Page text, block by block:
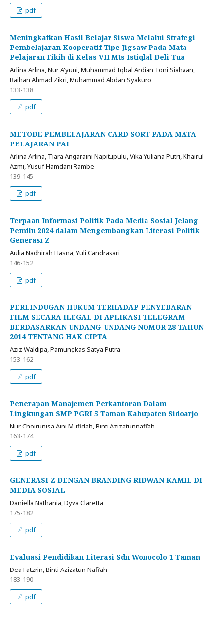
pdf
Meningkatkan Hasil Belajar Siswa Melalui Strategi
Pembelajaran Kooperatif Tipe Jigsaw Pada Mata
Pelajaran Fikih di Kelas VII Mts Istiqlal Deli Tua
Arlina Arlina, Nur A'yuni, Muhammad Iqbal Ardian Toni Siahaan,
Raihan Ahmad Zikri, Muhammad Abdan Syakuro
133-138
pdf
METODE PEMBELAJARAN CARD SORT PADA MATA
PELAJARAN PAI
Arlina Arlina, Tiara Angaraini Napitupulu, Vika Yuliana Putri, Khairul
Azmi, Yusuf Hamdani Rambe
139-145
pdf
Terpaan Informasi Politik Pada Media Sosial Jelang
Pemilu 2024 dalam Mengembangkan Literasi Politik
Generasi Z
Aulia Nadhirah Hasna, Yuli Candrasari
146-152
pdf
PERLINDUGAN HUKUM TERHADAP PENYEBARAN
FILM SECARA ILEGAL DI APLIKASI TELEGRAM
BERDASARKAN UNDANG-UNDANG NOMOR 28 TAHUN
2014 TENTANG HAK CIPTA
Aziz Waldipa, Pamungkas Satya Putra
153-162
pdf
Penerapan Manajemen Perkantoran Dalam
Lingkungan SMP PGRI 5 Taman Kabupaten Sidoarjo
Nur Choirunisa Aini Mufidah, Binti Azizatunnafi’ah
163-174
pdf
GENERASI Z DENGAN BRANDING RIDWAN KAMIL DI
MEDIA SOSIAL
Daniella Nathania, Dyva Claretta
175-182
pdf
Evaluasi Pendidikan Literasi Sdn Wonocolo 1 Taman
Dea Fatzrin, Binti Azizatun Nafi’ah
183-190
pdf